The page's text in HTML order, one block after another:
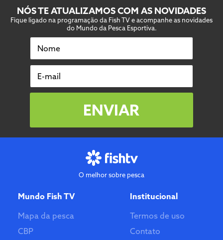
NÓS TE ATUALIZAMOS COM AS NOVIDADES
Fique ligado na programação da Fish TV e acompanhe as novidades
do Mundo da Pesca Esportiva.
Nome
E-mail
ENVIAR
O melhor sobre pesca
Mundo Fish TV
Mapa da pesca
CBP
Institucional
Termos de uso
Contato